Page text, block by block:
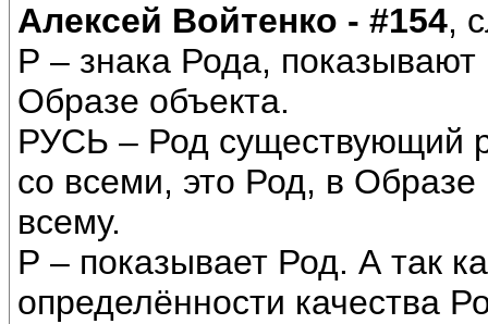
Алексей Войтенко - #154,
Р – знака Рода, показывают
Образе объекта.
РУСЬ – Род существующий
со всеми, это Род, в Образе
всему.
Р – показывает Род. А так
определённости качества